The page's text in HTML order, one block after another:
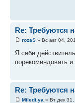
Re: Требуются
rozaS » Вс авг 04,
Я себе
порекомендовать
Re: Требуются
Miledi.ya » Вт дек